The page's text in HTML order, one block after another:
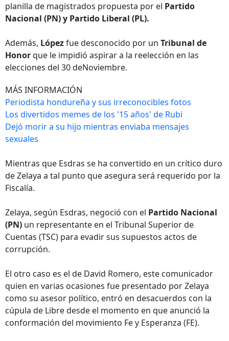
planilla de magistrados propuesta por el Partido
Nacional (PN) y Partido Liberal (PL).
Además, Lópezfue desconocido por un Tribunal de
Honorque le impidió aspirar a la reelección en las
elecciones del 30 deNoviembre.
MÁS INFORMACIÓN
Periodista hondureña y sus irreconocibles fotos
Los divertidos memes de los '15 años' de Rubi
Dejó morir a su hijo mientras enviaba mensajes
sexuales
Mientras que Esdras se ha convertido en un crítico duro
de Zelaya a tal punto que asegura será requerido por la
Fiscalía.
Zelaya, según Esdras, negoció con el Partido Nacional
(PN) un representante en el Tribunal Superior de
Cuentas (TSC) para evadir sus supuestos actos de
corrupción.
El otro caso es el de David Romero, este comunicador
quien en varias ocasiones fue presentado por Zelaya
como su asesor político, entró en desacuerdos con la
cúpula de Libre desde el momento en que anunció la
conformación del movimiento Fe y Esperanza (FE).